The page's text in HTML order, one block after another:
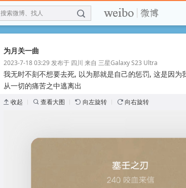
搜索微博、找人 f
为月关一曲
2023-7-18 03:29发布于 四川 来自 三星Galaxy S23 Ultra
我无时不刻不想要去死, 以为那就是自己的惩罚, 这是因为
从一切的痛苦之中逃离出 ​​​​
k 收起 f 查看大图 m 向左旋转 n 向右旋转